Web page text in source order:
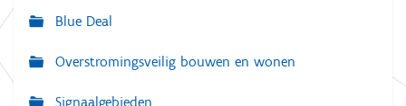
g
t
Blue Deal
Overstromingsveilig bouwen en wonen
Signaalgebieden